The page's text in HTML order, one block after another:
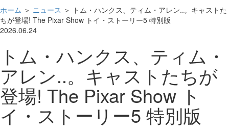
ホーム ＞ ニュース ＞ トム・ハンクス、ティム・アレン..。キャストた
ちが登場! The Pixar Show トイ・ストーリー5 特別版
2026.06.24
トム・ハンクス、ティム・
アレン..。キャストたちが
登場! The Pixar Show ト
イ・ストーリー5 特別版